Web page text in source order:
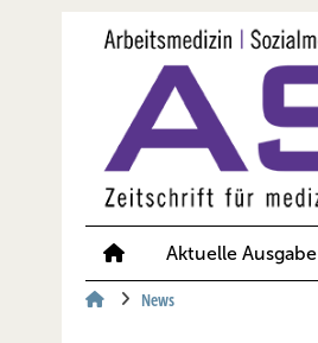
Aktuelle Ausgabe
News